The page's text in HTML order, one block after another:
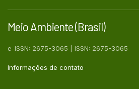
Meio Ambiente (Brasil)
e-ISSN: 2675-3065 | ISSN: 2675-3065
Informações de contato